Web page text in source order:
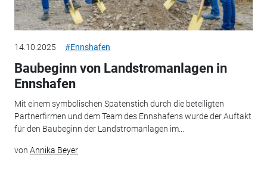
14.10.2025 #Ennshafen
Baubeginn von Landstromanlagen in
Ennshafen
Mit einem symbolischen Spatenstich durch die beteiligten
Partnerfirmen und dem Team des Ennshafens wurde der Auftakt
für den Baubeginn der Landstromanlagen im...
von Annika Beyer